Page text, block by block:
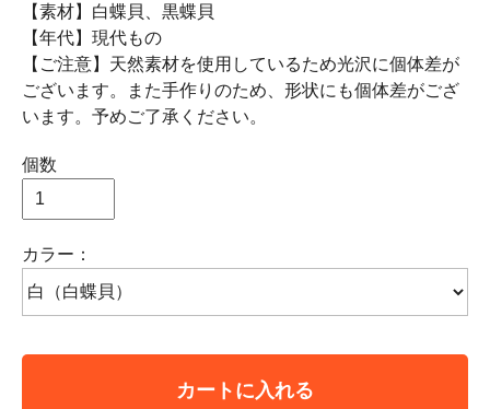
【素材】白蝶貝、黒蝶貝
【年代】現代もの
【ご注意】天然素材を使用しているため光沢に個体差が
ございます。また手作りのため、形状にも個体差がござ
います。予めご了承ください。
個数
カラー：
カートに入れる